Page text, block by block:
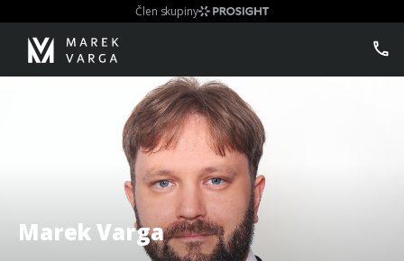
Člen skupiny
Marek Varga